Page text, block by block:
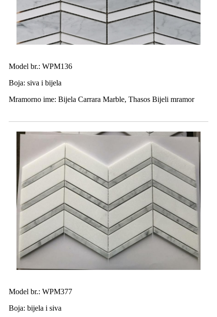
Model br.: WPM136
Boja: siva i bijela
Mramorno ime: Bijela Carrara Marble, Thasos Bijeli mramor
Model br.: WPM377
Boja: bijela i siva